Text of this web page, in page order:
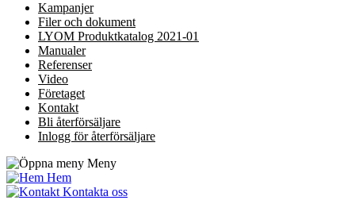
Kampanjer
Filer och dokument
LYOM Produktkatalog 2021-01
Manualer
Referenser
Video
Företaget
Kontakt
Bli återförsäljare
Inlogg för återförsäljare
Meny
Hem
Kontakta oss